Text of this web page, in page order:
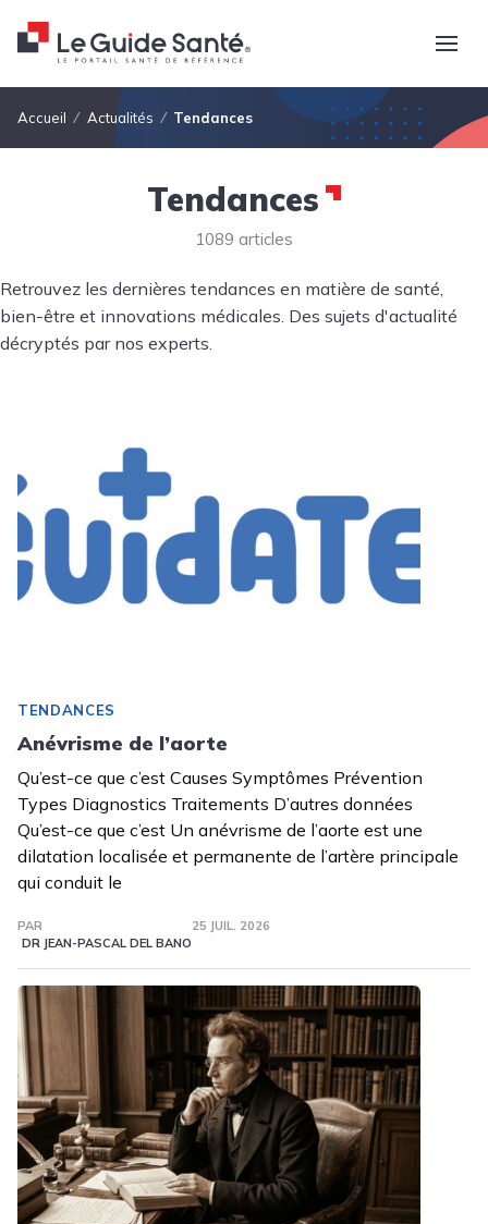
Fil d'Ariane
Accueil Actualités Tendances
Tendances
1089 articles
Retrouvez les dernières tendances en matière de santé,
bien-être et innovations médicales. Des sujets d'actualité
décryptés par nos experts.
TENDANCES
Anévrisme de l’aorte
Qu’est-ce que c’est Causes Symptômes Prévention
Types Diagnostics Traitements D’autres données
Qu’est-ce que c’est Un anévrisme de l’aorte est une
dilatation localisée et permanente de l’artère principale
qui conduit le
PAR
DR JEAN-PASCAL DEL BANO
25 JUIL. 2026